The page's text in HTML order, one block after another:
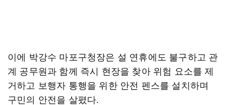
이에 박강수 마포구청장은 설 연휴에도 불구하고 관
계 공무원과 함께 즉시 현장을 찾아 위험 요소를 제
거하고 보행자 통행을 위한 안전 펜스를 설치하며
구민의 안전을 살폈다.